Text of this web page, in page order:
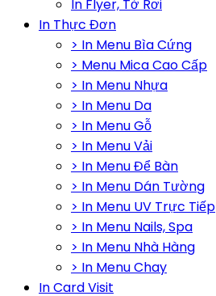
In Flyer, Tờ Rơi
In Thực Đơn
> In Menu Bìa Cứng
> Menu Mica Cao Cấp
> In Menu Nhựa
> In Menu Da
> In Menu Gỗ
> In Menu Vải
> In Menu Để Bàn
> In Menu Dán Tường
> In Menu UV Trực Tiếp
> In Menu Nails, Spa
> In Menu Nhà Hàng
> In Menu Chay
In Card Visit